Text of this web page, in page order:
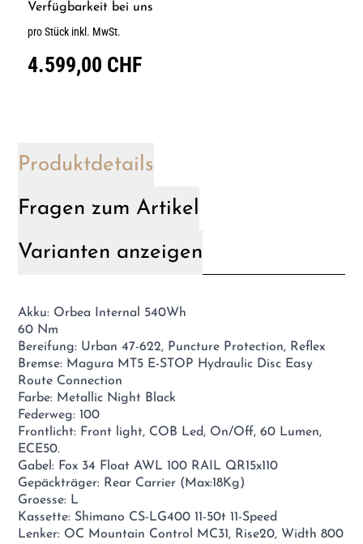
Verfügbarkeit bei uns
pro Stück inkl. MwSt.
4.599,00 CHF
Produktdetails
Fragen zum Artikel
Varianten anzeigen
Akku: Orbea Internal 540Wh
60 Nm
Bereifung: Urban 47-622, Puncture Protection, Reflex
Bremse: Magura MT5 E-STOP Hydraulic Disc Easy
Route Connection
Farbe: Metallic Night Black
Federweg: 100
Frontlicht: Front light, COB Led, On/Off, 60 Lumen,
ECE50.
Gabel: Fox 34 Float AWL 100 RAIL QR15x110
Gepäckträger: Rear Carrier (Max:18Kg)
Groesse: L
Kassette: Shimano CS-LG400 11-50t 11-Speed
Lenker: OC Mountain Control MC31, Rise20, Width 800